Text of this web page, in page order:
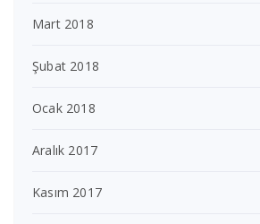
Mart 2018
Şubat 2018
Ocak 2018
Aralık 2017
Kasım 2017